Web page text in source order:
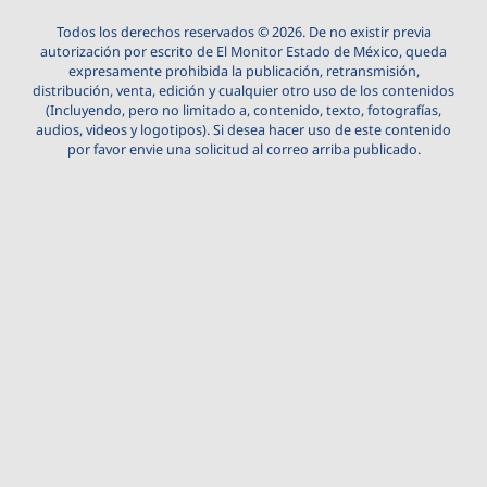
Todos los derechos reservados © 2026. De no existir previa
autorización por escrito de El Monitor Estado de México, queda
expresamente prohibida la publicación, retransmisión,
distribución, venta, edición y cualquier otro uso de los contenidos
(Incluyendo, pero no limitado a, contenido, texto, fotografías,
audios, videos y logotipos). Si desea hacer uso de este contenido
por favor envie una solicitud al correo arriba publicado.